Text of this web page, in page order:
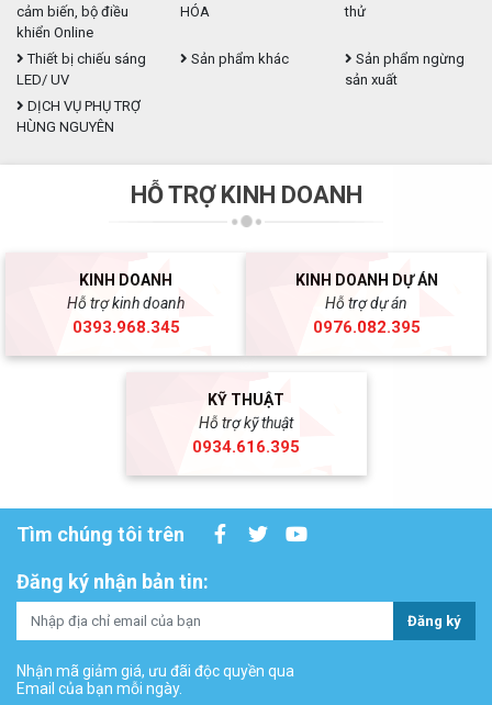
cảm biến, bộ điều
khiển Online
HÓA
thử
Thiết bị chiếu sáng
LED/ UV
Sản phẩm khác
Sản phẩm ngừng
sản xuất
DỊCH VỤ PHỤ TRỢ
HÙNG NGUYÊN
HỖ TRỢ KINH DOANH
KINH DOANH
Hỗ trợ kinh doanh
0393.968.345
KINH DOANH DỰ ÁN
Hỗ trợ dự án
0976.082.395
KỸ THUẬT
Hỗ trợ kỹ thuật
0934.616.395
Tìm chúng tôi trên
Đăng ký nhận bản tin:
Đăng ký
Nhận mã giảm giá, ưu đãi độc quyền qua
Email của bạn mỗi ngày.